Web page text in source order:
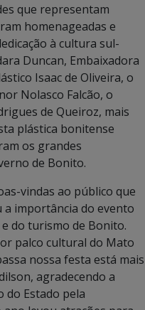
que representam
homenageadas e
à cultura sul-
Duncan, Embaixadora
Isaac de Oliveira, o
Nolasco Falcão, o
de Queiroz, mais
plástica bonitense
os grandes
de Bonito.
vindas ao público que
importância do evento
do turismo de Bonito.
palco cultural do Mato
nossa festa está mais
agradecendo a
do Estado pela